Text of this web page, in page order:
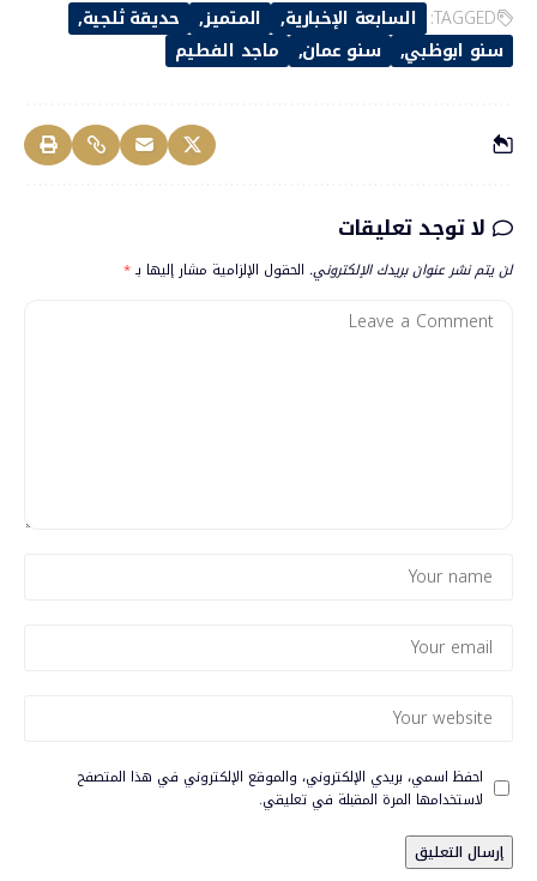
TAGGED: السابعة الإخبارية المتميز
حديقة ثلجية
سنو ابوظبي
سنو عمان ماجد الفطيم
لا توجد تعليقات
لن يتم نشر عنوان بريدك الإلكتروني. الحقول الإلزامية مشار إليها بـ*
احفظ اسمي، بريدي الإلكتروني، والموقع الإلكتروني في هذا المتصفح
لاستخدامها المرة المقبلة في تعليقي.